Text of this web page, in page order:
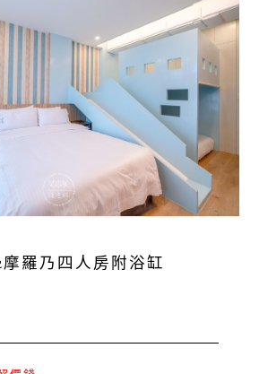
羅乃四人房附浴缸